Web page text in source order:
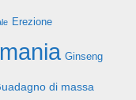
Erezione
Ginseng
di massa